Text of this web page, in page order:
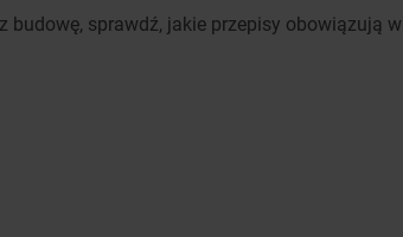
budowę, sprawdź, jakie przepisy obowiązują w